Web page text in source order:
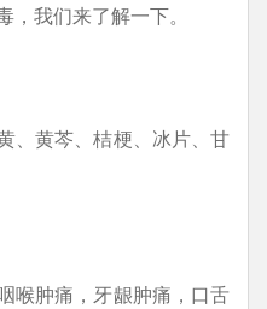
我们来了解一下。
、黄芩、桔梗、冰片、甘
喉肿痛，牙龈肿痛，口舌